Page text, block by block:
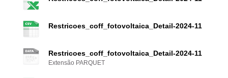
Restricoes_coff_fotovoltaica_Detail-2024-11
Restricoes_coff_fotovoltaica_Detail-2024-11
Extensão PARQUET